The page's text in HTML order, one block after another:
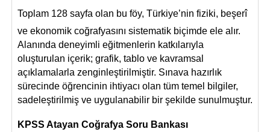
Toplam 128 sayfa olan bu föy, Türkiye’nin fiziki, beşerî
ve ekonomik coğrafyasını sistematik biçimde ele alır.
Alanında deneyimli eğitmenlerin katkılarıyla
oluşturulan içerik; grafik, tablo ve kavramsal
açıklamalarla zenginleştirilmiştir. Sınava hazırlık
sürecinde öğrencinin ihtiyacı olan tüm temel bilgiler,
sadeleştirilmiş ve uygulanabilir bir şekilde sunulmuştur.
KPSS Atayan Coğrafya Soru Bankası